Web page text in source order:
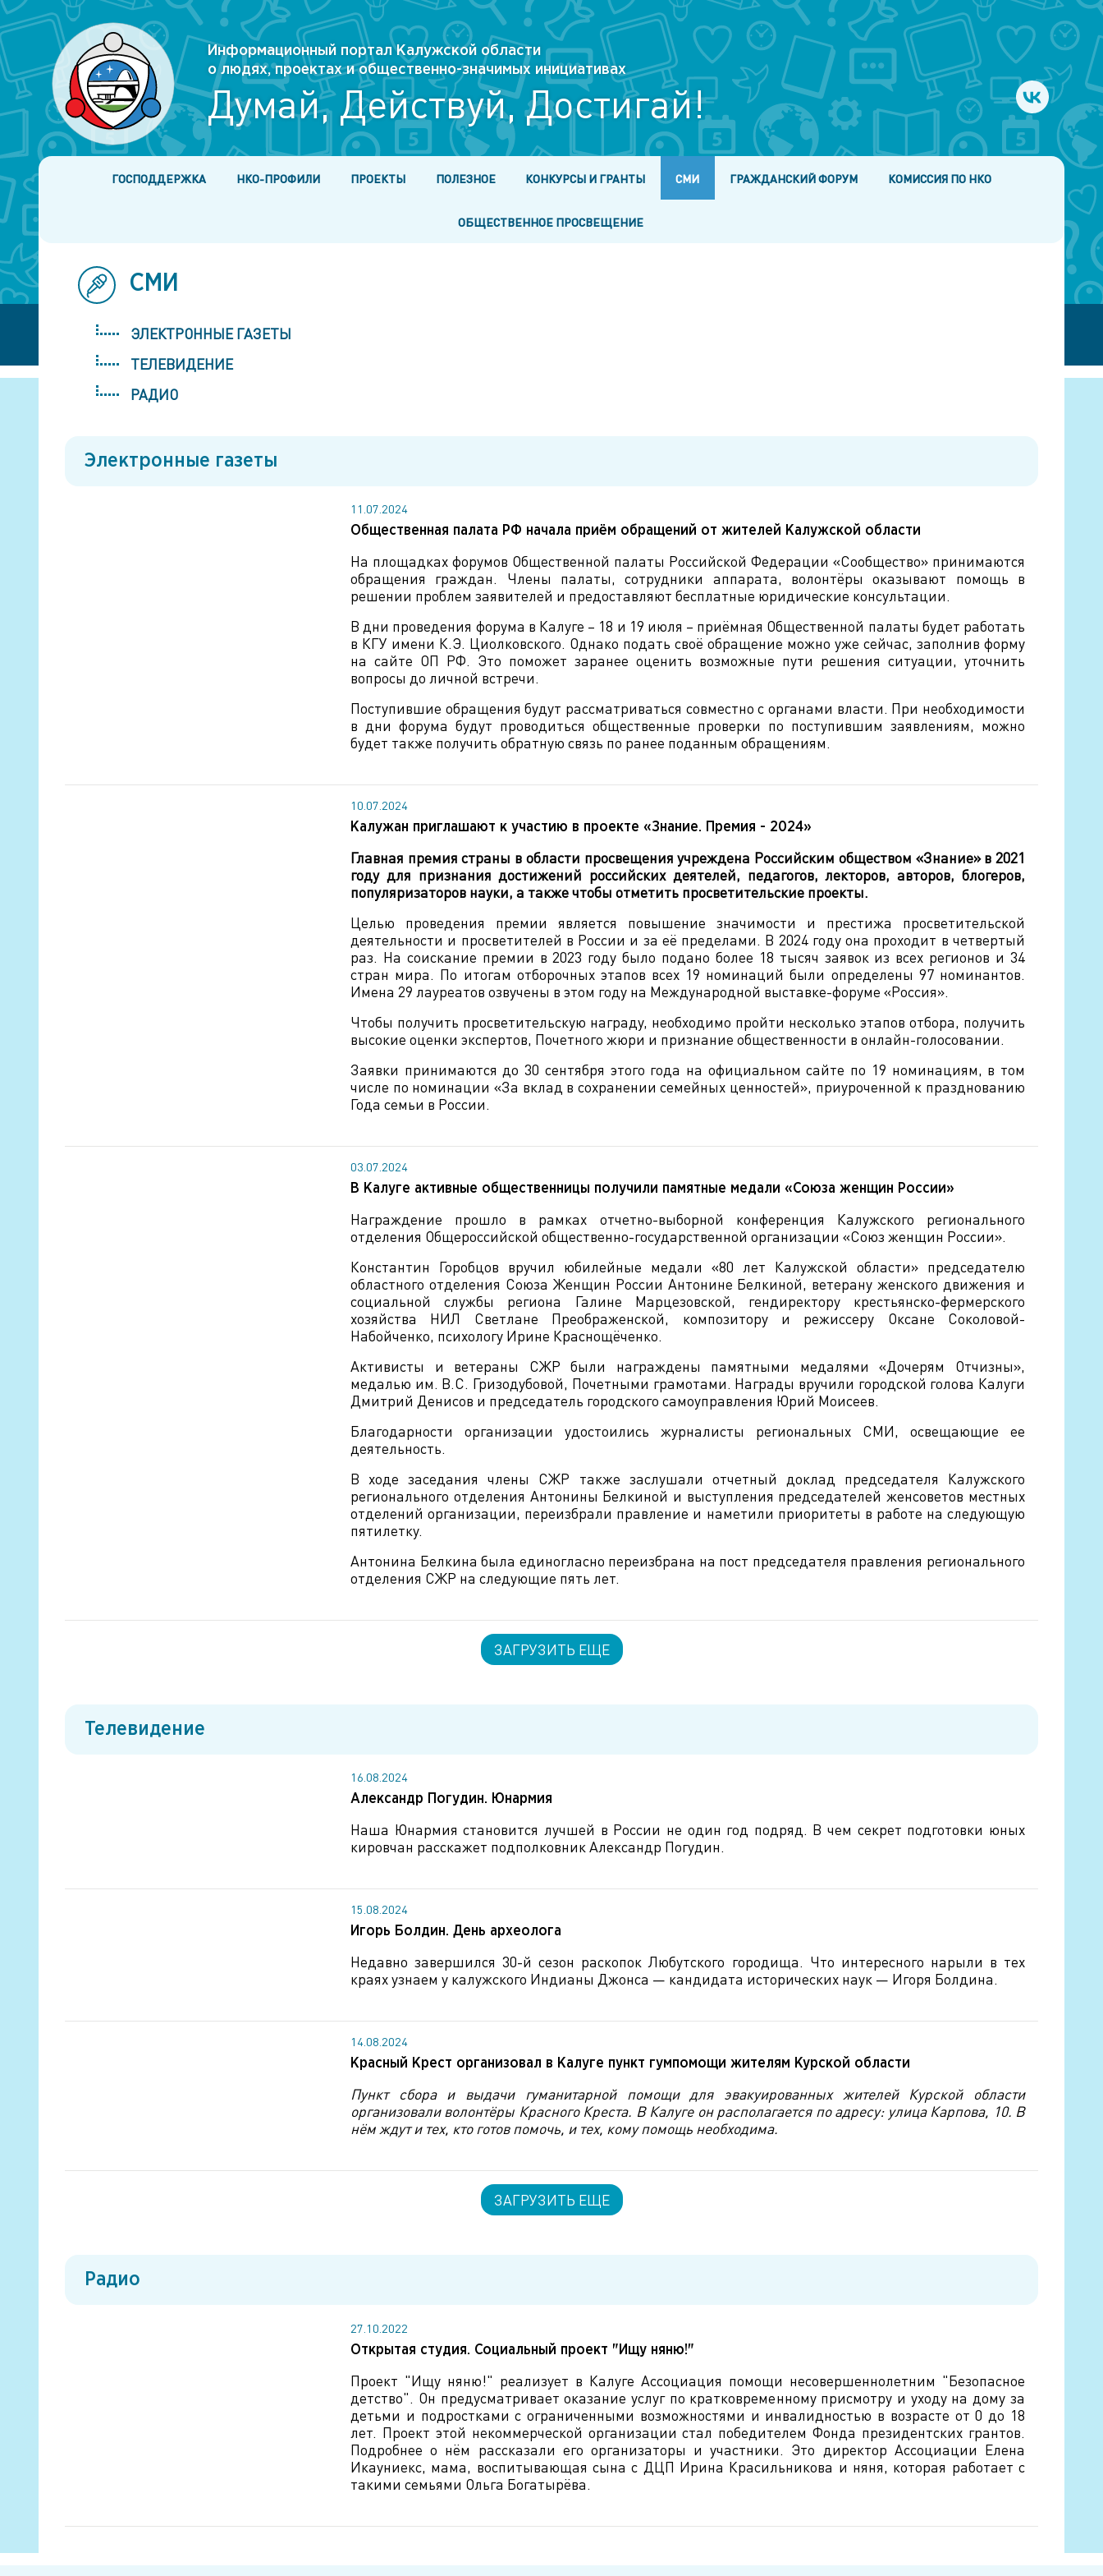
Информационный портал Калужской области
о людях, проектах и общественно-значимых инициативах
Думай, Действуй, Достигай!
ГОСПОДДЕРЖКА НКО-ПРОФИЛИ ПРОЕКТЫ ПОЛЕЗНОЕ КОНКУРСЫ И ГРАНТЫ СМИ ГРАЖДАНСКИЙ ФОРУМ КОМИССИЯ ПО НКО
ОБЩЕСТВЕННОЕ ПРОСВЕЩЕНИЕ
СМИ
ЭЛЕКТРОННЫЕ ГАЗЕТЫ
ТЕЛЕВИДЕНИЕ
РАДИО
Электронные газеты
11.07.2024
Общественная палата РФ начала приём обращений от жителей Калужской области
На площадках форумов Общественной палаты Российской Федерации «Сообщество» принимаются
обращения граждан. Члены палаты, сотрудники аппарата, волонтёры оказывают помощь в
решении проблем заявителей и предоставляют бесплатные юридические консультации.
В дни проведения форума в Калуге – 18 и 19 июля – приёмная Общественной палаты будет работать
в КГУ имени К.Э. Циолковского. Однако подать своё обращение можно уже сейчас, заполнив форму
на сайте ОП РФ. Это поможет заранее оценить возможные пути решения ситуации, уточнить
вопросы до личной встречи.
Поступившие обращения будут рассматриваться совместно с органами власти. При необходимости
в дни форума будут проводиться общественные проверки по поступившим заявлениям, можно
будет также получить обратную связь по ранее поданным обращениям.
10.07.2024
Калужан приглашают к участию в проекте «Знание. Премия - 2024»
Главная премия страны в области просвещения учреждена Российским обществом «Знание» в 2021
году для признания достижений российских деятелей, педагогов, лекторов, авторов, блогеров,
популяризаторов науки, а также чтобы отметить просветительские проекты.
Целью проведения премии является повышение значимости и престижа просветительской
деятельности и просветителей в России и за её пределами. В 2024 году она проходит в четвертый
раз. На соискание премии в 2023 году было подано более 18 тысяч заявок из всех регионов и 34
стран мира. По итогам отборочных этапов всех 19 номинаций были определены 97 номинантов.
Имена 29 лауреатов озвучены в этом году на Международной выставке-форуме «Россия».
Чтобы получить просветительскую награду, необходимо пройти несколько этапов отбора, получить
высокие оценки экспертов, Почетного жюри и признание общественности в онлайн-голосовании.
Заявки принимаются до 30 сентября этого года на официальном сайте по 19 номинациям, в том
числе по номинации «За вклад в сохранении семейных ценностей», приуроченной к празднованию
Года семьи в России.
03.07.2024
В Калуге активные общественницы получили памятные медали «Союза женщин России»
Награждение прошло в рамках отчетно-выборной конференция Калужского регионального
отделения Общероссийской общественно-государственной организации «Союз женщин России».
Константин Горобцов вручил юбилейные медали «80 лет Калужской области» председателю
областного отделения Союза Женщин России Антонине Белкиной, ветерану женского движения и
социальной службы региона Галине Марцезовской, гендиректору крестьянско-фермерского
хозяйства НИЛ Светлане Преображенской, композитору и режиссеру Оксане Соколовой-
Набойченко, психологу Ирине Краснощёченко.
Активисты и ветераны СЖР были награждены памятными медалями «Дочерям Отчизны»,
медалью им. В.С. Гризодубовой, Почетными грамотами. Награды вручили городской голова Калуги
Дмитрий Денисов и председатель городского самоуправления Юрий Моисеев.
Благодарности организации удостоились журналисты региональных СМИ, освещающие ее
деятельность.
В ходе заседания члены СЖР также заслушали отчетный доклад председателя Калужского
регионального отделения Антонины Белкиной и выступления председателей женсоветов местных
отделений организации, переизбрали правление и наметили приоритеты в работе на следующую
пятилетку.
Антонина Белкина была единогласно переизбрана на пост председателя правления регионального
отделения СЖР на следующие пять лет.
ЗАГРУЗИТЬ ЕЩЕ
Телевидение
16.08.2024
Александр Погудин. Юнармия
Наша Юнармия становится лучшей в России не один год подряд. В чем секрет подготовки юных
кировчан расскажет подполковник Александр Погудин.
15.08.2024
Игорь Болдин. День археолога
Недавно завершился 30-й сезон раскопок Любутского городища. Что интересного нарыли в тех
краях узнаем у калужского Индианы Джонса — кандидата исторических наук — Игоря Болдина.
14.08.2024
Красный Крест организовал в Калуге пункт гумпомощи жителям Курской области
Пункт сбора и выдачи гуманитарной помощи для эвакуированных жителей Курской области
организовали волонтёры Красного Креста. В Калуге он располагается по адресу: улица Карпова, 10. В
нём ждут и тех, кто готов помочь, и тех, кому помощь необходима.
ЗАГРУЗИТЬ ЕЩЕ
Радио
27.10.2022
Открытая студия. Социальный проект "Ищу няню!"
Проект "Ищу няню!" реализует в Калуге Ассоциация помощи несовершеннолетним "Безопасное
детство". Он предусматривает оказание услуг по кратковременному присмотру и уходу на дому за
детьми и подростками с ограниченными возможностями и инвалидностью в возрасте от 0 до 18
лет. Проект этой некоммерческой организации стал победителем Фонда президентских грантов.
Подробнее о нём рассказали его организаторы и участники. Это директор Ассоциации Елена
Икауниекс, мама, воспитывающая сына с ДЦП Ирина Красильникова и няня, которая работает с
такими семьями Ольга Богатырёва.